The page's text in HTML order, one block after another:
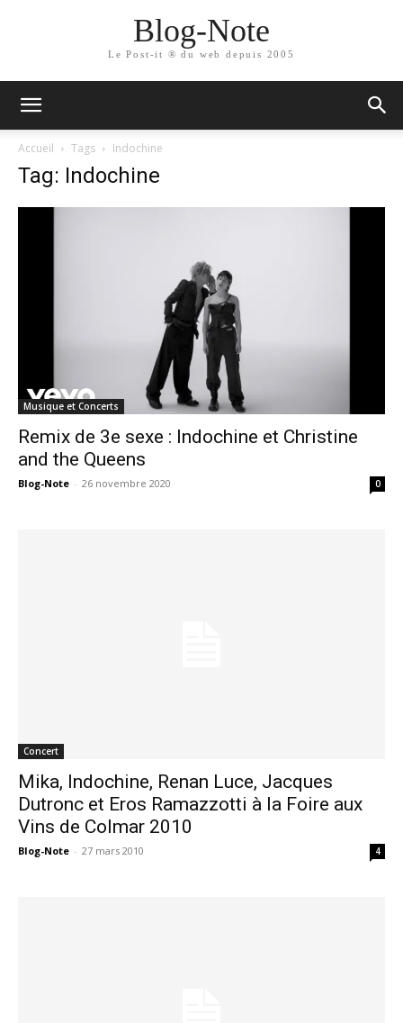
Blog-Note
Le Post-it ® du web depuis 2005
Accueil Tags Indochine
Tag: Indochine
Musique et Concerts
Remix de 3e sexe : Indochine et Christine
and the Queens
Blog-Note - 26 novembre 2020 0
Concert
Mika, Indochine, Renan Luce, Jacques
Dutronc et Eros Ramazzotti à la Foire aux
Vins de Colmar 2010
Blog-Note - 27 mars 2010 4